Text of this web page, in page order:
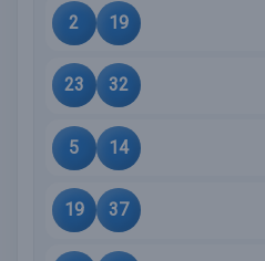
2 19
23 32
5 14
19 37